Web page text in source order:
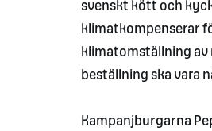
svenskt kött och
klimatkompenserar
klimatomställning av
beställning ska vara
Kampanjburgarna